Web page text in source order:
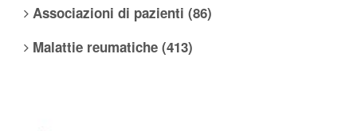
Associazioni di pazienti (86)
Malattie reumatiche (413)